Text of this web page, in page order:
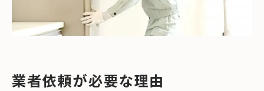
業者依頼が必要な理由